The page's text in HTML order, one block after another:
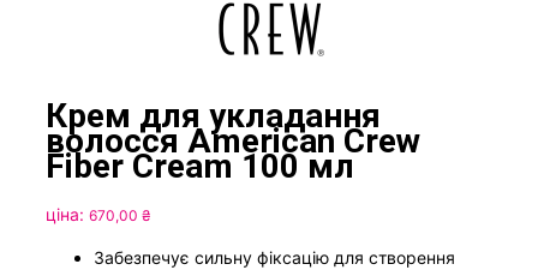
Крем для укладання
волосся American Crew
Fiber Cream 100 мл
ціна: 670,00 ₴
Забезпечує сильну фіксацію для створення